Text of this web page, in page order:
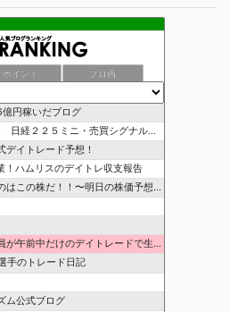
ポイント ブロ画
円稼いだブログ
経２２５ミニ・売買シグナル公開
デイトレード予想！
！ハムリスのデイトレ収支報告
この株だ！！〜明日の株価予想〜
前中だけのデイトレードで生活費を稼ぐ！
手のトレード日記
ム公式ブログ